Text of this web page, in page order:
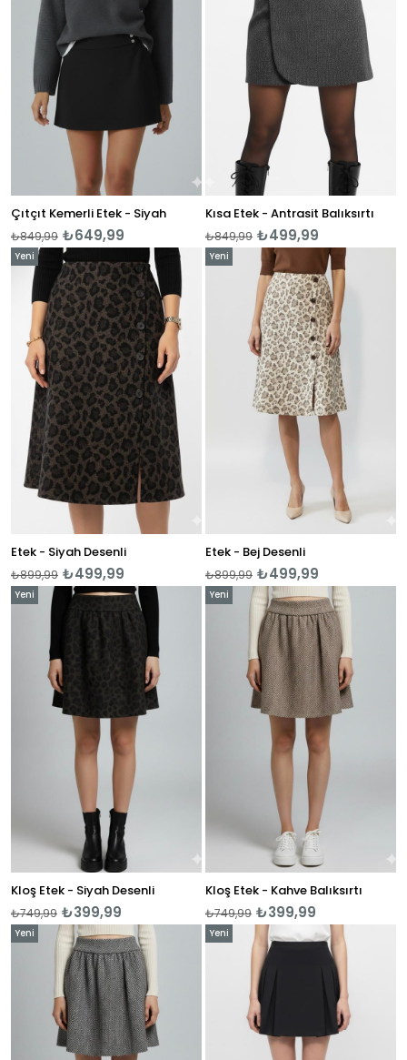
Çıtçıt Kemerli Etek - Siyah
₺649,99
₺849,99
Kısa Etek - Antrasit Balıksırtı
₺499,99
₺849,99
Etek - Siyah Desenli
₺499,99
₺899,99
Yeni
Ürün
Etek - Bej Desenli
₺499,99
₺899,99
Yeni
Kloş Etek - Siyah Desenli
₺399,99
₺749,99
Yeni
Kloş Etek - Kahve Balıksırtı
₺399,99
₺749,99
Yeni
Yeni
Yeni